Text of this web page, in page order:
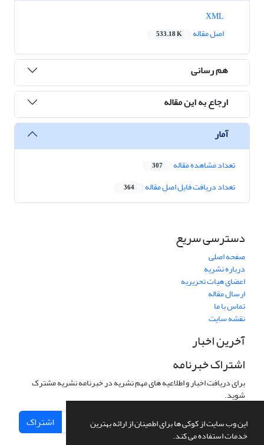
این وب سایت از کوکی ها برای اطمینان از ارائه بهترین
خدمات استفاده می کند.
اصل مقاله
533.18 K
هم رسانی
ارجاع به این مقاله
آمار
تعداد مشاهده مقاله 307
تعداد دریافت فایل اصل مقاله 364
دسترسی سریع
صفحه اصلی
درباره نشریه
اعضای هیات تحریریه
ارسال مقاله
تماس با ما
نقشه سایت
آخرین اخبار
اشتراک خبرنامه
برای دریافت اخبار و اطلاعیه های مهم نشریه در خبرنامه نشریه مشترک
شوید.
اشتراک